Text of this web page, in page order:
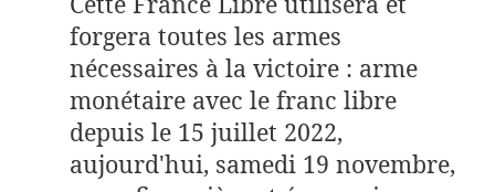
forgera toutes les armes
nécessaires à la victoire : arme
monétaire avec le franc libre
depuis le 15 juillet 2022,
aujourd'hui, samedi 19 novembre,